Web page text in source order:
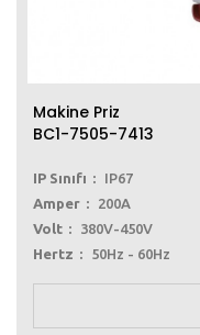
Makine Priz
BC1-7505-7413
IP Sınıfı
IP67
Amper
200A
Volt
380V-450V
Hertz
50Hz - 60Hz